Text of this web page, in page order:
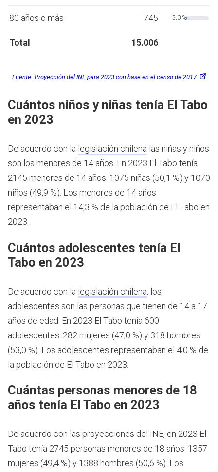
80 años o más 745 5,0 %
Total 15.006
Fuente: Proyección del INE para 2023 con base en el censo de 2017
Cuántos niños y niñas tenía El Tabo
en 2023
De acuerdo con la legislación chilena las niñas y niños
son los menores de 14 años. En 2023 El Tabo tenía
2145 menores de 14 años: 1075 niñas (50,1 %) y 1070
niños (49,9 %). Los menores de 14 años
representaban el 14,3 % de la población de El Tabo en
2023.
Cuántos adolescentes tenía El
Tabo en 2023
De acuerdo con la legislación chilena, los
adolescentes son las personas que tienen de 14 a 17
años de edad. En 2023 El Tabo tenía 600
adolescentes: 282 mujeres (47,0 %) y 318 hombres
(53,0 %). Los adolescentes representaban el 4,0 % de
la población de El Tabo en 2023.
Cuántas personas menores de 18
años tenía El Tabo en 2023
De acuerdo con las proyecciones del INE, en 2023 El
Tabo tenía 2745 personas menores de 18 años: 1357
mujeres (49,4 %) y 1388 hombres (50,6 %). Los